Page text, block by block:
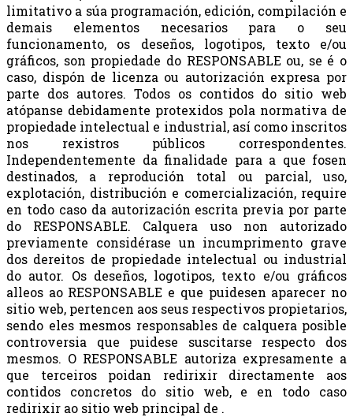
limitativo a súa programación, edición, compilación e
demais elementos necesarios para o seu
funcionamento, os deseños, logotipos, texto e/ou
gráficos, son propiedade do RESPONSABLE ou, se é o
caso, dispón de licenza ou autorización expresa por
parte dos autores. Todos os contidos do sitio web
atópanse debidamente protexidos pola normativa de
propiedade intelectual e industrial, así como inscritos
nos rexistros públicos correspondentes.
Independentemente da finalidade para a que fosen
destinados, a reprodución total ou parcial, uso,
explotación, distribución e comercialización, require
en todo caso da autorización escrita previa por parte
do RESPONSABLE. Calquera uso non autorizado
previamente considérase un incumprimento grave
dos dereitos de propiedade intelectual ou industrial
do autor. Os deseños, logotipos, texto e/ou gráficos
alleos ao RESPONSABLE e que puidesen aparecer no
sitio web, pertencen aos seus respectivos propietarios,
sendo eles mesmos responsables de calquera posible
controversia que puidese suscitarse respecto dos
mesmos. O RESPONSABLE autoriza expresamente a
que terceiros poidan redirixir directamente aos
contidos concretos do sitio web, e en todo caso
redirixir ao sitio web principal de .